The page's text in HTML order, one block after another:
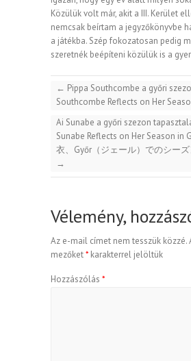
Közülük volt már, akit a III. Kerület
nemcsak beírtam a jegyzőkönyvbe
a játékba. Szép fokozatosan pedig
szeretnék beépíteni közülük is a
← Pippa Southcombe a győri
Southcombe Reflects on Her
Ai Sunabe a győri szezon
Sunabe Reflects on Her Season in
衣、Győr（ジェール）でのシー
→
Vélemény,
Az e-mail címet nem tesszük közzé.
mezőket* karakterrel jelöltük
Hozzászólás *